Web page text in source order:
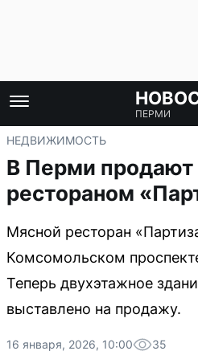
ПЕРМИ
НЕДВИЖИМОСТЬ
В Перми продают
рестораном
Мясной ресторан
Комсомольском
Теперь двухэтажное
выставлено на продажу.
16 января, 2026, 10:00 35